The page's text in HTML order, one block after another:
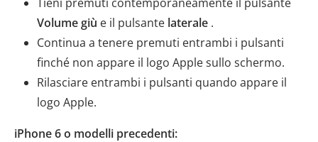
Volume giù e il pulsante laterale .
Continua a tenere premuti entrambi i pulsanti
finché non appare il logo Apple sullo schermo.
Rilasciare entrambi i pulsanti quando appare il
logo Apple.
iPhone 6 o modelli precedenti: